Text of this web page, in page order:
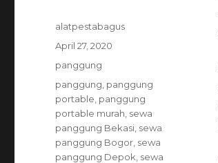
Author
alatpestabagus
Posted
April 27, 2020
Categories
panggung
Tags
panggung panggung
portable panggung
portable murah sewa
panggung Bekasi sewa
panggung Bogor sewa
panggung Depok sewa